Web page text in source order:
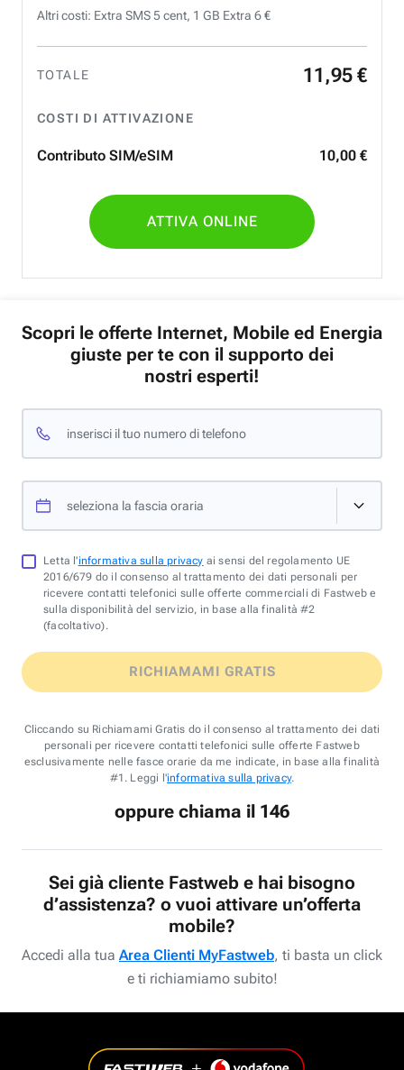
Altri costi: Extra SMS 5 cent, 1 GB Extra 6 €
TOTALE 11 ,95 €
COSTI DI ATTIVAZIONE
Contributo SIM/eSIM 10,00 €
ATTIVA ONLINE
Scopri le offerte Internet, Mobile ed Energia
giuste per te con il supporto dei
nostri esperti!
inserisci il tuo numero di telefono
seleziona la fascia oraria
Letta l'informativa sulla privacy ai sensi del regolamento UE
2016/679 do il consenso al trattamento dei dati personali per
ricevere contatti telefonici sulle offerte commerciali di Fastweb e
sulla disponibilità del servizio, in base alla finalità #2
(facoltativo).
RICHIAMAMI GRATIS
Cliccando su Richiamami Gratis do il consenso al trattamento dei dati
personali per ricevere contatti telefonici sulle offerte Fastweb
esclusivamente nelle fasce orarie da me indicate, in base alla finalità
#1. Leggi l'informativa sulla privacy.
oppure chiama il 146
Sei già cliente Fastweb e hai bisogno
d’assistenza? o vuoi attivare un’offerta
mobile?
Accedi alla tua Area Clienti MyFastweb, ti basta un click
e ti richiamiamo subito!